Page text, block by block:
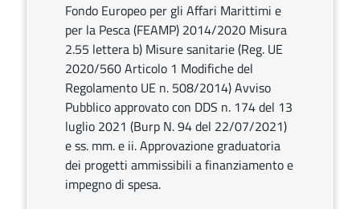
Fondo Europeo per gli Affari Marittimi e
per la Pesca (FEAMP) 2014/2020 Misura
2.55 lettera b) Misure sanitarie (Reg. UE
2020/560 Articolo 1 Modifiche del
Regolamento UE n. 508/2014) Avviso
Pubblico approvato con DDS n. 174 del 13
luglio 2021 (Burp N. 94 del 22/07/2021)
e ss. mm. e ii. Approvazione graduatoria
dei progetti ammissibili a finanziamento e
impegno di spesa.